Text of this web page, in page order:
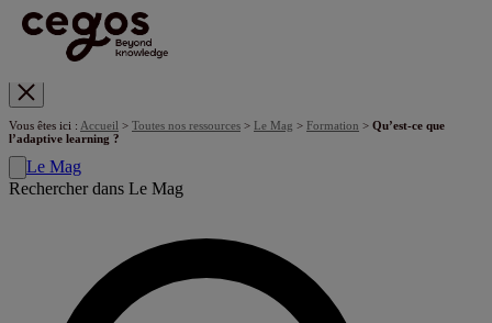
Vous êtes ici : Accueil > Toutes nos ressources > Le Mag > Formation > Qu’est-ce que
l’adaptive learning ?
Le Mag
Rechercher dans Le Mag